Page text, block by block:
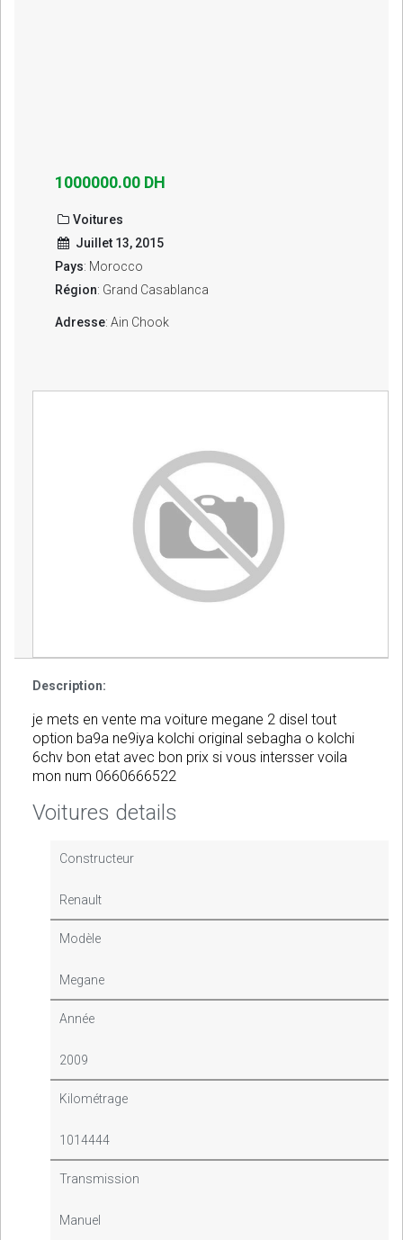
1000000.00 DH
Voitures
Juillet 13, 2015
Pays: Morocco
Région: Grand Casablanca
Adresse: Ain Chook
Description:
je mets en vente ma voiture megane 2 disel tout
option ba9a ne9iya kolchi original sebagha o kolchi
6chv bon etat avec bon prix si vous intersser voila
mon num 0660666522
Voitures details
Constructeur
Renault
Modèle
Megane
Année
2009
Kilométrage
1014444
Transmission
Manuel